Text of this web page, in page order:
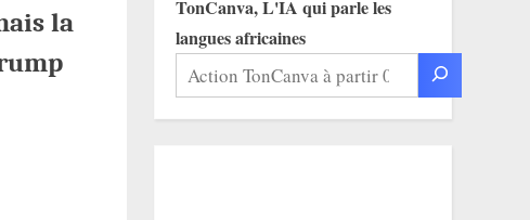
la
TonCanva, L'IA qui parle les
langues africaines